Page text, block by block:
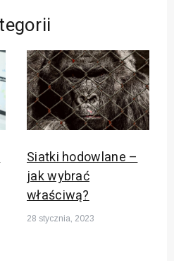
Siatki hodowlane –
jak wybrać
właściwą?
28 stycznia, 2023